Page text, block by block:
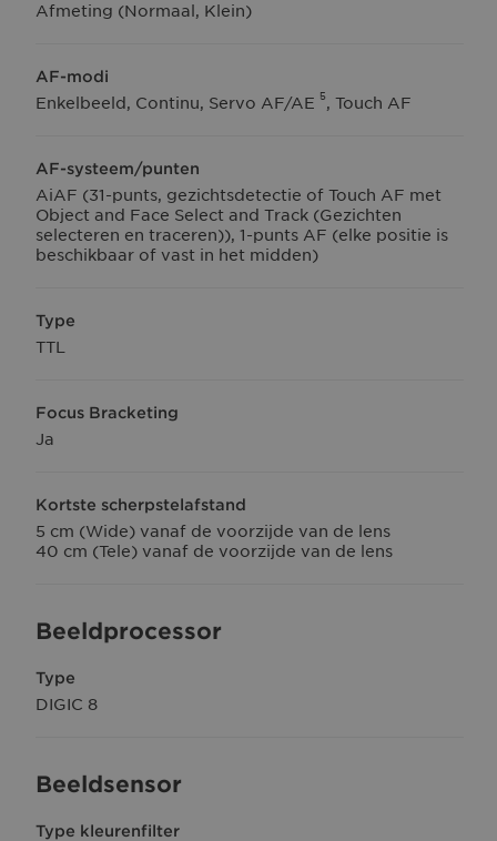
Afmeting (Normaal, Klein)
AF-modi
Enkelbeeld, Continu, Servo AF/AE 5, Touch AF
AF-systeem/punten
AiAF (31-punts, gezichtsdetectie of Touch AF met
Object and Face Select and Track (Gezichten
selecteren en traceren)), 1-punts AF (elke positie is
beschikbaar of vast in het midden)
Type
TTL
Focus Bracketing
Ja
Kortste scherpstelafstand
5 cm (Wide) vanaf de voorzijde van de lens
40 cm (Tele) vanaf de voorzijde van de lens
Beeldprocessor
Type
DIGIC 8
Beeldsensor
Type kleurenfilter